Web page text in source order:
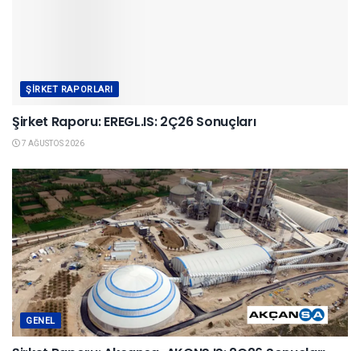
ŞIRKET RAPORLARI
Şirket Raporu: EREGL.IS: 2Ç26 Sonuçları
7 AĞUSTOS 2026
GENEL